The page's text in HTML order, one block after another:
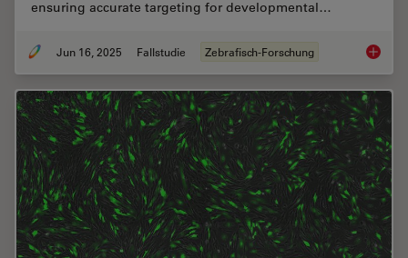
ensuring accurate targeting for developmental…
Jun 16, 2025 Fallstudie Zebrafisch-Forschung